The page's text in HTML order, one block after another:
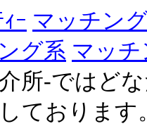
ｰ マッチン
グ系 マッチ
所-ではど
ております